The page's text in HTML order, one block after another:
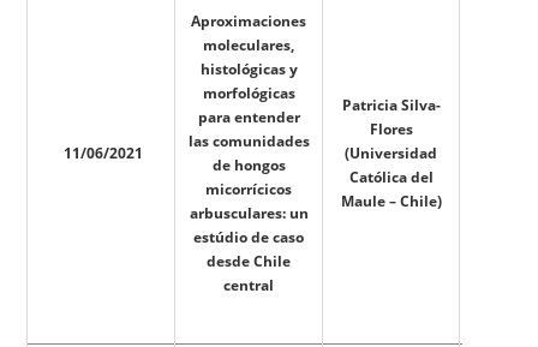
11/06/2021
Aproximaciones
moleculares,
histológicas y
morfológicas
para entender
las comunidades
de hongos
micorrícicos
arbusculares: un
estúdio de caso
desde Chile
central
Patricia Silva-
Flores
(Universidad
Católica del
Maule – Chile)